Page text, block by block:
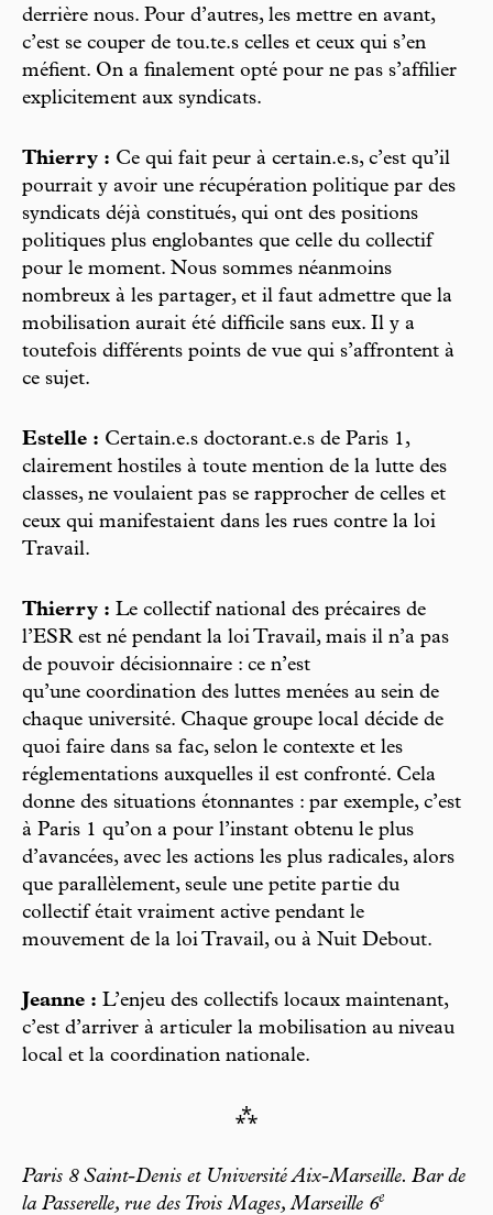
derrière nous. Pour d’autres, les mettre en avant,
c’est se couper de tou.te.s celles et ceux qui s’en
méfient. On a finalement opté pour ne pas s’affilier
explicitement aux syndicats.
Thierry : Ce qui fait peur à certain.e.s, c’est qu’il
pourrait y avoir une récupération politique par des
syndicats déjà constitués, qui ont des positions
politiques plus englobantes que celle du collectif
pour le moment. Nous sommes néanmoins
nombreux à les partager, et il faut admettre que la
mobilisation aurait été difficile sans eux. Il y a
toutefois différents points de vue qui s’affrontent à
ce sujet.
Estelle : Certain.e.s doctorant.e.s de Paris 1,
clairement hostiles à toute mention de la lutte des
classes, ne voulaient pas se rapprocher de celles et
ceux qui manifestaient dans les rues contre la loi
Travail.
Thierry : Le collectif national des précaires de
l’ESR est né pendant la loi Travail, mais il n’a pas
de pouvoir décisionnaire : ce n’est
qu’une coordination des luttes menées au sein de
chaque université. Chaque groupe local décide de
quoi faire dans sa fac, selon le contexte et les
réglementations auxquelles il est confronté. Cela
donne des situations étonnantes : par exemple, c’est
à Paris 1 qu’on a pour l’instant obtenu le plus
d’avancées, avec les actions les plus radicales, alors
que parallèlement, seule une petite partie du
collectif était vraiment active pendant le
mouvement de la loi Travail, ou à Nuit Debout.
Jeanne : L’enjeu des collectifs locaux maintenant,
c’est d’arriver à articuler la mobilisation au niveau
local et la coordination nationale.
⁂
Paris 8 Saint-Denis et Université Aix-Marseille. Bar de
la Passerelle, rue des Trois Mages, Marseille 6e